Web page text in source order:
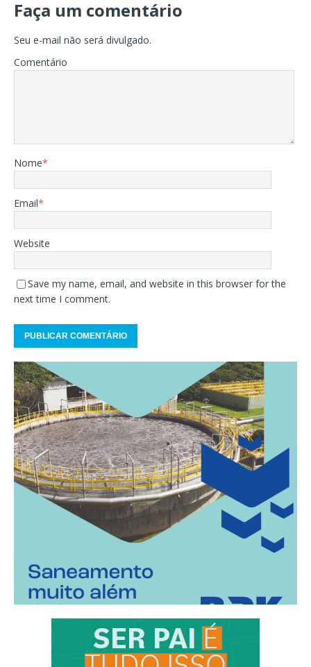
Faça um comentário
Seu e-mail não será divulgado.
Comentário
Nome*
Email*
Website
Save my name, email, and website in this browser for the
next time I comment.